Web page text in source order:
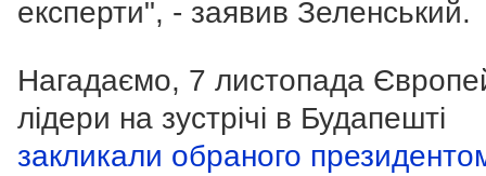
експерти", - заявив Зеленський.
Нагадаємо, 7 листопада
лідери на зустрічі в Будапешті
закликали обраного